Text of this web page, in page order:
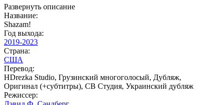
Развернуть описание
Название:
Shazam!
Год выхода:
2019-2023
Страна:
США
Перевод:
HDrezka Studio, Грузинский многоголосый, Дубляж,
Оригинал (+субтитры), СВ Студия, Украинский дубляж
Режиссер: